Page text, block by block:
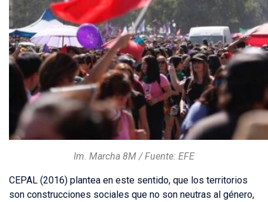
Im. Marcha 8M / Fuente: EFE
CEPAL (2016) plantea en este sentido, que los territorios
son construcciones sociales que no son neutras al género,